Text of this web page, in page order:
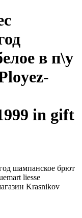
в п\у
in gift